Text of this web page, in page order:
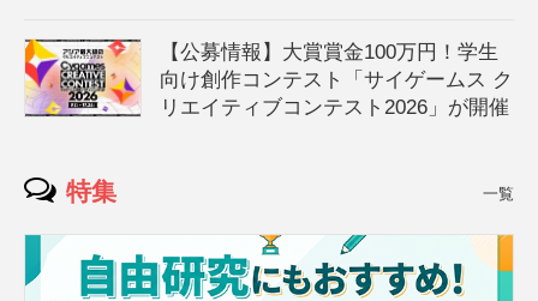
【公募情報】大賞賞金100万円！学生
向け創作コンテスト「サイゲームス ク
リエイティブコンテスト2026」が開催
特集 一覧